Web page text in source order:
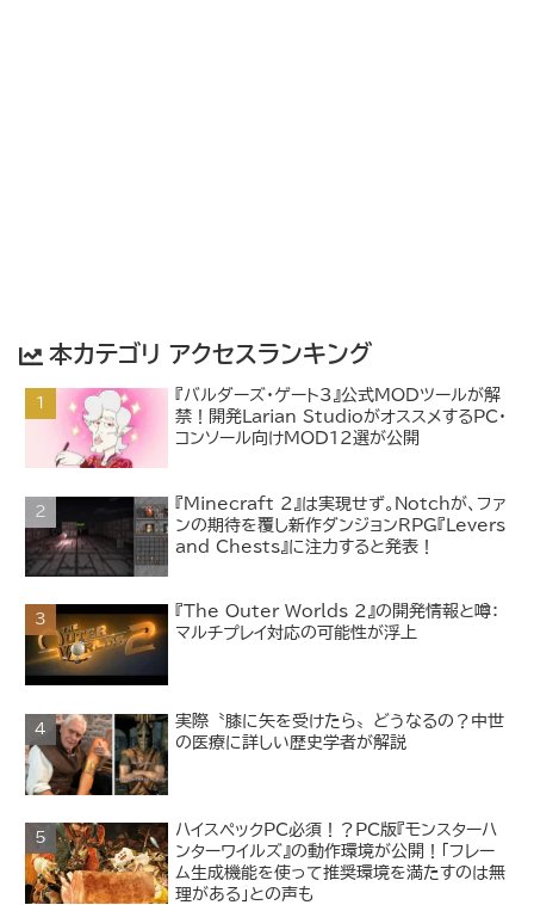
本カテゴリ アクセスランキング
『バルダーズ・ゲート3』公式MODツールが解
禁！開発Larian StudioがオススメするPC・
コンソール向けMOD12選が公開
『Minecraft 2』は実現せず。Notchが、ファ
ンの期待を覆し新作ダンジョンRPG『Levers
and Chests』に注力すると発表！
『The Outer Worlds 2』の開発情報と噂：
マルチプレイ対応の可能性が浮上
実際〝膝に矢を受けたら〟どうなるの？中世
の医療に詳しい歴史学者が解説
ハイスペックPC必須！？PC版『モンスターハ
ンターワイルズ』の動作環境が公開！「フレー
ム生成機能を使って推奨環境を満たすのは無
理がある」との声も